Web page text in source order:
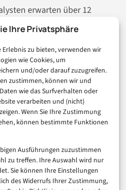
Ihre Privatsphäre
zu bieten, verwenden wir
wie Cookies, um
und/oder darauf zuzugreifen.
zustimmen, können wir und
wie das Surfverhalten oder
verarbeiten und (nicht)
Wenn Sie Ihre Zustimmung
können bestimmte Funktionen
Ausführungen zuzustimmen
zu treffen. Ihre Auswahl wird nur
Sie können Ihre Einstellungen
des Widerrufs Ihrer Zustimmung,
erwarten über 12
Das klingt nach viel.
exponentiell – passend zur
Digitalisierung in